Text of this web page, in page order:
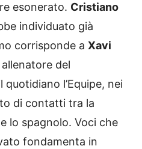
esonerato. Cristiano
individuato già
corrisponde a Xavi
del
quotidiano l’Equipe, nei
di contatti tra la
lo spagnolo. Voci che
fondamenta in